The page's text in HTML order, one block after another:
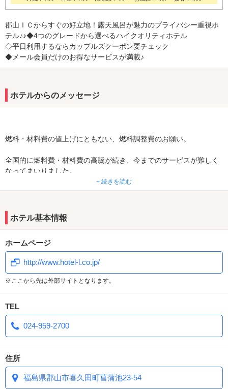
郡山ＩＣからすぐの好立地！露天風呂が魅力のプライバシー重視ホ
テル♪♪◆4つのグレードから選べるハイクオリティホテル
◇平日利用するならカップルズクーポン要チェック
◆メール会員だけのお得なサービスが満載♪
ホテルからのメッセージ
燃料・材料費の値上げにともない、燃料調整費のお願い。
全国的に燃料費・材料費の高騰が続き、今までのサービスが難しく
なってまいりました。
つきましては、２０２２年６月１１日より燃料調整費として一律
200円をお部屋の基本料金とは別に加算させて頂きます。
これからもお客様の満足いただけるサービスを提供いたします。
世界に猛威を振るうコロナウイルス、当ホテルを出来るだけ安全＆
お客様の触れるドアノブや水道蛇口・テーブル・ソファー等のアル
コール除菌を清掃時に毎回実施致します、
２０３号室のランク変更
料金・サービス内容が変更されているので、ご注意ください。
+ 続きを読む
ホテル基本情報
ホームページ
http://www.hotel-l.co.jp/
※ここから先は外部サイトとなります。
TEL
024-959-2700
住所
福島県郡山市喜久田町菖蒲池23-54